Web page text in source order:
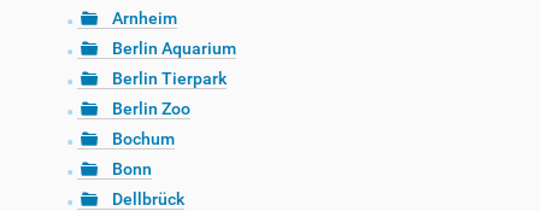
Arnheim
Berlin Aquarium
Berlin Tierpark
Berlin Zoo
Bochum
Bonn
Dellbrück